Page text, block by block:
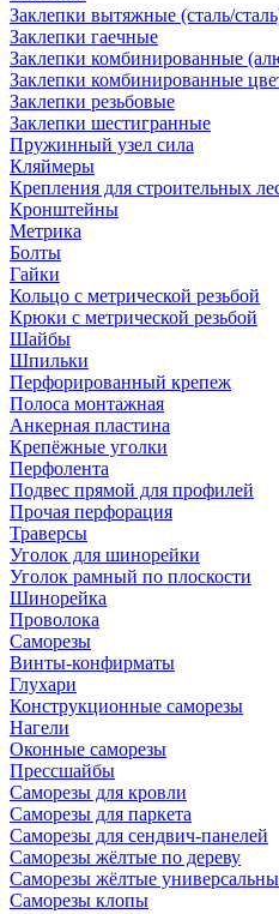
Заклепки вытяжные (сталь/
Заклепки гаечные
Заклепки комбинированные
Заклепки комбинированные
Заклепки резьбовые
Заклепки шестигранные
Пружинный узел сила
Кляймеры
Крепления для строительных
Кронштейны
Метрика
Болты
Гайки
Кольцо с метрической резьбой
Крюки с метрической резьбой
Шайбы
Шпильки
Перфорированный крепеж
Полоса монтажная
Анкерная пластина
Крепёжные уголки
Перфолента
Подвес прямой для профилей
Прочая перфорация
Траверсы
Уголок для шинорейки
Уголок рамный по плоскости
Шинорейка
Проволока
Саморезы
Винты-конфирматы
Глухари
Конструкционные саморезы
Нагели
Оконные саморезы
Прессшайбы
Саморезы для кровли
Саморезы для паркета
Саморезы для сендвич-панелей
Саморезы жёлтые по дереву
Саморезы жёлтые
Саморезы клопы